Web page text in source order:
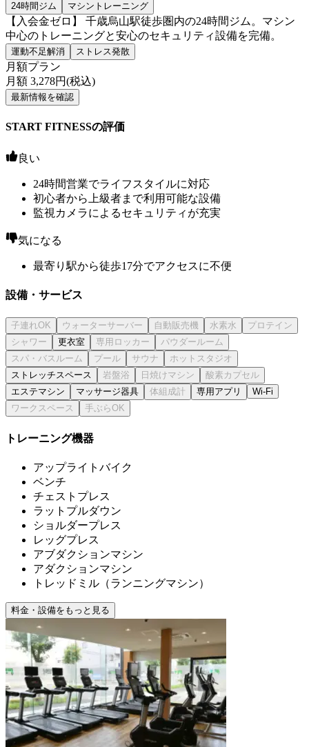
24時間ジム マシントレーニング
【入会金ゼロ】 千歳烏山駅徒歩圏内の24時間ジム。マシン
中心のトレーニングと安心のセキュリティ設備を完備。
運動不足解消 ストレス発散
月額プラン
月額 3,278円(税込)
最新情報を確認
START FITNESSの評価
良い
24時間営業でライフスタイルに対応
初心者から上級者まで利用可能な設備
監視カメラによるセキュリティが充実
気になる
最寄り駅から徒歩17分でアクセスに不便
設備・サービス
更衣室
ストレッチスペース
エステマシン
マッサージ器具 専用アプリ Wi-Fi
トレーニング機器
アップライトバイク
ベンチ
チェストプレス
ラットプルダウン
ショルダープレス
レッグプレス
アブダクションマシン
アダクションマシン
トレッドミル（ランニングマシン）
料金・設備をもっと見る